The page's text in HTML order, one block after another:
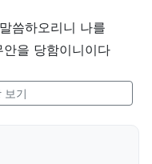
씀하오리니 나를
을 당함이니이다
보기